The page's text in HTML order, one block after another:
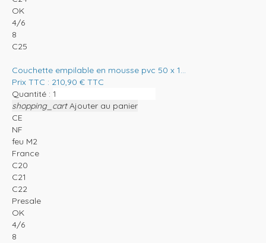
OK
4/6
8
C25
Couchette empilable en mousse pvc 50 x 1...
Prix TTC : 210,90 € TTC
Quantité :
shopping_cart Ajouter au panier
CE
NF
feu M2
France
C20
C21
C22
Presale
OK
4/6
8